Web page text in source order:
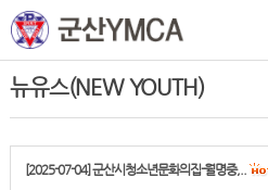
뉴유스(NEW YOUTH)
[2025-07-04] 군산시청소년문화의집-월명중,..